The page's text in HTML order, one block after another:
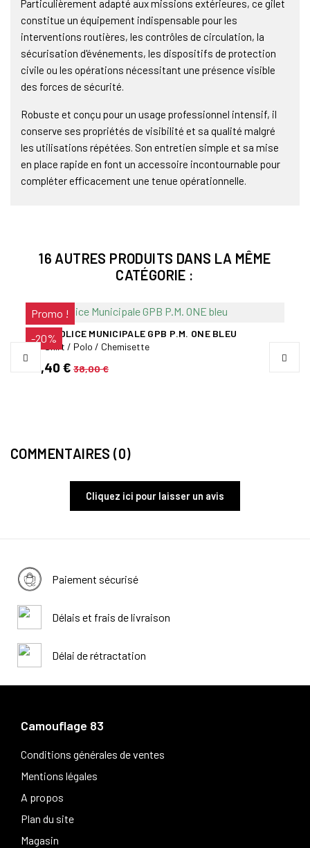
Particulièrement adapté aux missions extérieures, ce gilet
constitue un équipement indispensable pour les
interventions routières, les contrôles de circulation, la
sécurisation d'événements, les dispositifs de protection
civile ou les opérations nécessitant une présence visible
des forces de sécurité.
Robuste et conçu pour un usage professionnel intensif, il
conserve ses propriétés de visibilité et sa qualité malgré
les utilisations répétées. Son entretien simple et sa mise
en place rapide en font un accessoire incontournable pour
compléter efficacement une tenue opérationnelle.
16 AUTRES PRODUITS DANS LA MÊME
CATÉGORIE :
Promo !
-20%
POLO POLICE MUNICIPALE GPB P.M. ONE BLEU
Tee-Shirt / Polo / Chemisette
30,40 € 38,00 €
COMMENTAIRES (0)
Cliquez ici pour laisser un avis
Paiement sécurisé
Délais et frais de livraison
Délai de rétractation
Camouflage 83
Conditions générales de ventes
Mentions légales
A propos
Plan du site
Magasin